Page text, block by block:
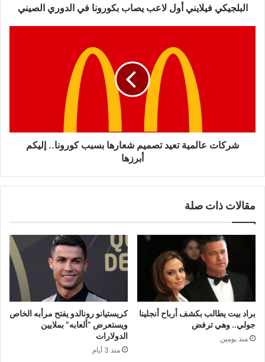
البلجيكي فيلايني أول لاعب يصاب بكورونا في الدوري الصيني
أبرزها
شركات عالمية تعيد تصميم شعارها بسبب كورونا.. إليكم
أبرزها
مقالات ذات صلة
براد بيت يطالب بكشف أرباح أنجلينا
جولي.. وهي ترفض
منذ يومين
كريستيانو رونالدو يفتح مرأبه الخاص
ويستعرض “ألعابه” بملايين
الدولارات
منذ 3 أيام